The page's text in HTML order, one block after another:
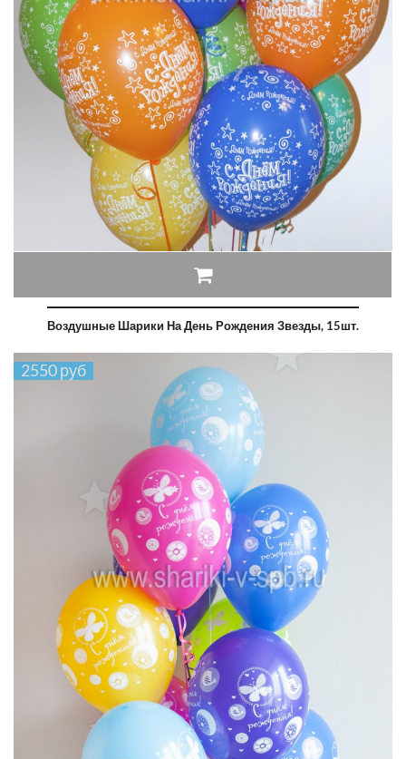
Воздушные Шарики На День Рождения Звезды, 15шт.
2550 руб